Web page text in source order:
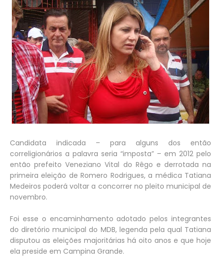
Candidata indicada – para alguns dos então
correligionários a palavra seria “imposta” – em 2012 pelo
então prefeito Veneziano Vital do Rêgo e derrotada na
primeira eleição de Romero Rodrigues, a médica Tatiana
Medeiros poderá voltar a concorrer no pleito municipal de
novembro.
Foi esse o encaminhamento adotado pelos integrantes
do diretório municipal do MDB, legenda pela qual Tatiana
disputou as eleições majoritárias há oito anos e que hoje
ela preside em Campina Grande.